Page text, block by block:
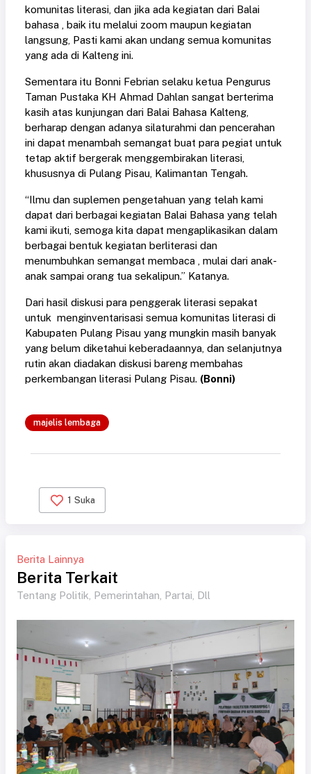
komunitas literasi, dan jika ada kegiatan dari Balai
bahasa , baik itu melalui zoom maupun kegiatan
langsung, Pasti kami akan undang semua komunitas
yang ada di Kalteng ini.
Sementara itu Bonni Febrian selaku ketua Pengurus
Taman Pustaka KH Ahmad Dahlan sangat berterima
kasih atas kunjungan dari Balai Bahasa Kalteng,
berharap dengan adanya silaturahmi dan pencerahan
ini dapat menambah semangat buat para pegiat untuk
tetap aktif bergerak menggembirakan literasi,
khususnya di Pulang Pisau, Kalimantan Tengah.
“Ilmu dan suplemen pengetahuan yang telah kami
dapat dari berbagai kegiatan Balai Bahasa yang telah
kami ikuti, semoga kita dapat mengaplikasikan dalam
berbagai bentuk kegiatan berliterasi dan
menumbuhkan semangat membaca , mulai dari anak-
anak sampai orang tua sekalipun.” Katanya.
Dari hasil diskusi para penggerak literasi sepakat
untuk menginventarisasi semua komunitas literasi di
Kabupaten Pulang Pisau yang mungkin masih banyak
yang belum diketahui keberadaannya, dan selanjutnya
rutin akan diadakan diskusi bareng membahas
perkembangan literasi Pulang Pisau. (Bonni)
majelis lembaga
1 Suka
Berita Lainnya
Berita Terkait
Tentang Politik, Pemerintahan, Partai, Dll